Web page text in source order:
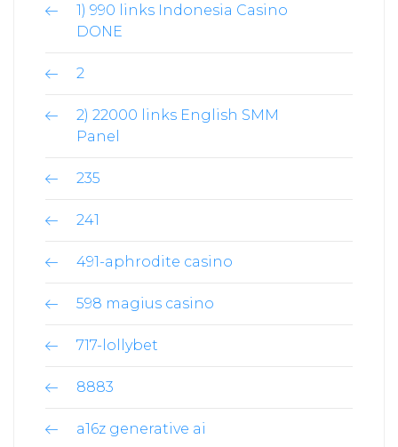
1) 990 links Indonesia Casino
DONE
2
2) 22000 links English SMM
Panel
235
241
491-aphrodite casino
598 magius casino
717-lollybet
8883
a16z generative ai